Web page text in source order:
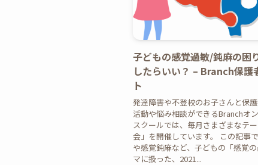
子どもの感覚過敏/鈍麻の困
したらいい？ – Branch保護
ト
発達障害や不登校のお子さんと保
活動や悩み相談ができるBranchオ
スクールでは、毎月さまざまなテ
会」を開催しています。 この記事
や感覚鈍麻など、子どもの「感覚
マに扱った、2021...